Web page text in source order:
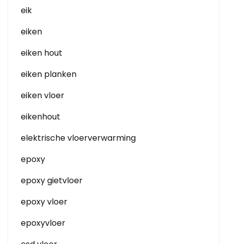
eik
eiken
eiken hout
eiken planken
eiken vloer
eikenhout
elektrische vloerverwarming
epoxy
epoxy gietvloer
epoxy vloer
epoxyvloer